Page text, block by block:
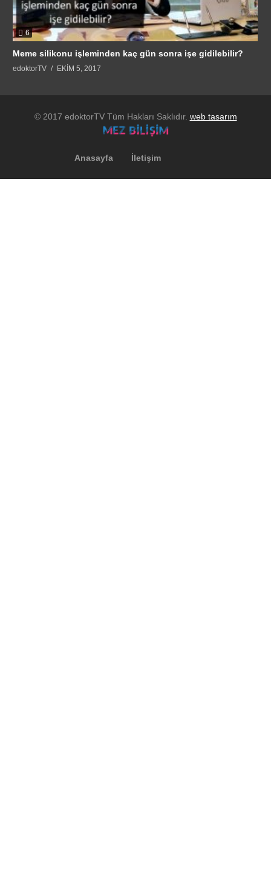
6
Meme silikonu işleminden kaç gün sonra işe gidilebilir?
edoktorTV EKIM 5, 2017
© 2017 edoktorTV Tüm Hakları Saklıdır. web tasarım
Anasayfa İletişim